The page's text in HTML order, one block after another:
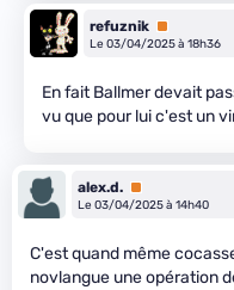
refuznik Premium
Le 03/04/2025 à 18h36
En fait Ballmer devait
vu que pour lui c'est un
alex.d. Premium
Le 03/04/2025 à 14h40
C'est quand même
novlangue une opération